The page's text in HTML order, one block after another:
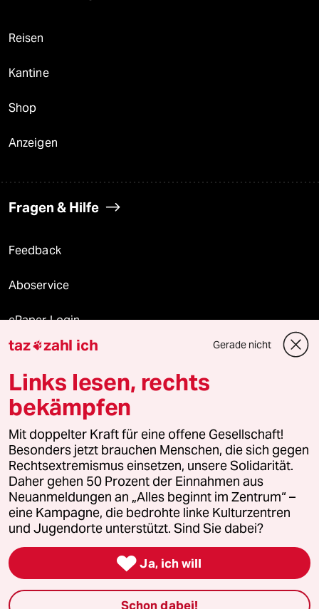
Reisen
Kantine
Shop
Anzeigen
Fragen & Hilfe
Feedback
Aboservice
ePaper Login
Downloads für Abonnierende
© 2026 taz Verlags und Vertriebs GmbH
Alle Rechte vorbehalten. Bei rechtlichen Fragen oder für Genehmigungen
wenden Sie sich bitte an
lizenzen@taz.de
Feedback Redaktionsstatut Kommune-Richtlinien
Leitlinie Informant Datenschutz Impressum AGB
Seitenwende Einwilligungen widerrufen (Ads)
taz zahl ich Gerade nicht
Links lesen, rechts
bekämpfen
Mit doppelter Kraft für eine offene Gesellschaft!
Besonders jetzt brauchen Menschen, die sich gegen
Rechtsextremismus einsetzen, unsere Solidarität.
Daher gehen 50 Prozent der Einnahmen aus
Neuanmeldungen an „Alles beginnt im Zentrum“ –
eine Kampagne, die bedrohte linke Kulturzentren
und Jugendorte unterstützt. Sind Sie dabei?
 Ja, ich will
Schon dabei!